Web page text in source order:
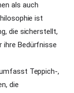
als auch
ist
die sicherstellt,
ihre Bedürfnisse
Teppich-,
die